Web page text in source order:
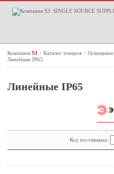
Компания S3 / Каталог товаров / Освещение
Линейные IP65
Линейные IP65
Код поставщика: